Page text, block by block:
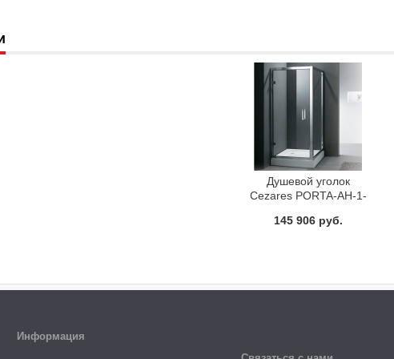
Душевой уголок
Cezares PORTA-AH-1-
145 906 руб.
Информация